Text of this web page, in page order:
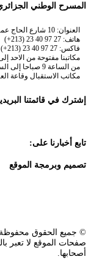
المسرح الوطني
العنوان: 10 شارع الحاج عمر، 16000، الجزائر
هاتف: 27 97 40 23 (213+)
فاكس: 27 97 40 23 (213+)
مكاتبنا مفتوحة من الاحد
من الساعة 9 صباحا إلى الساعة 17 .
مكاتب الاستقبال وقاعة العروض مفتوحة
إشترك في قائمتنا
تابع أخبارنا على:
تصميم وبرمجة الموقع
© جميع الحقوق محفوظة
صفحات الموقع لا
أصحابها.